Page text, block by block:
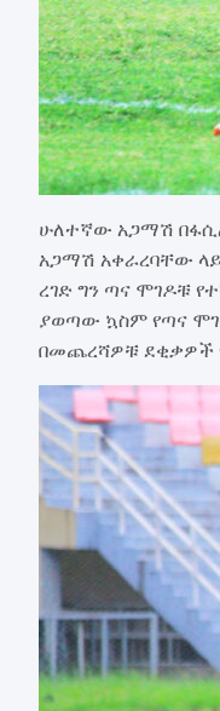
ሁለተኛው አጋማሽ
አጋማሽ አቀራረባቸው
ረገድ ግን ጣና ሞገዶቹ
ያወጣው ኳስም የጣና
በመጨረሻዎቹ ደቂቃዎች